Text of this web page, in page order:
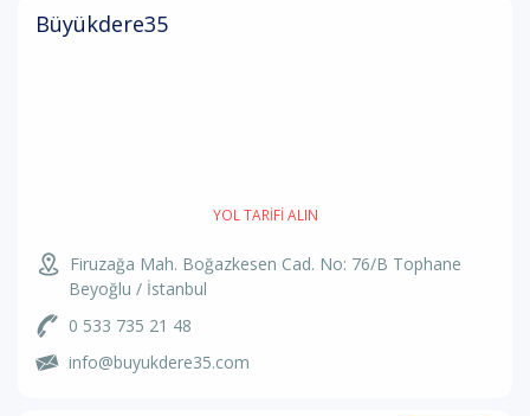
Büyükdere35
YOL TARIFI ALIN
Firuzağa Mah. Boğazkesen Cad. No: 76/B Tophane
Beyoğlu / İstanbul
0 533 735 21 48
info@buyukdere35.com